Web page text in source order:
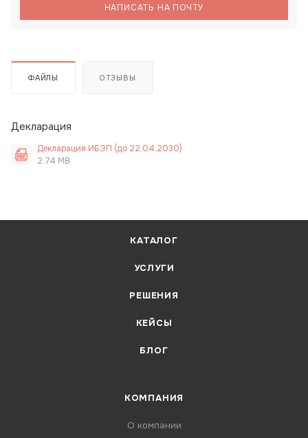
НАПИСАТЬ НА ПОЧТУ
ФАЙЛЫ ОТЗЫВЫ
Декларация
Декларация ИБЭП (до 22.04.2030)
2.74 MB
КАТАЛОГ
УСЛУГИ
РЕШЕНИЯ
КЕЙСЫ
БЛОГ
КОМПАНИЯ
О компании